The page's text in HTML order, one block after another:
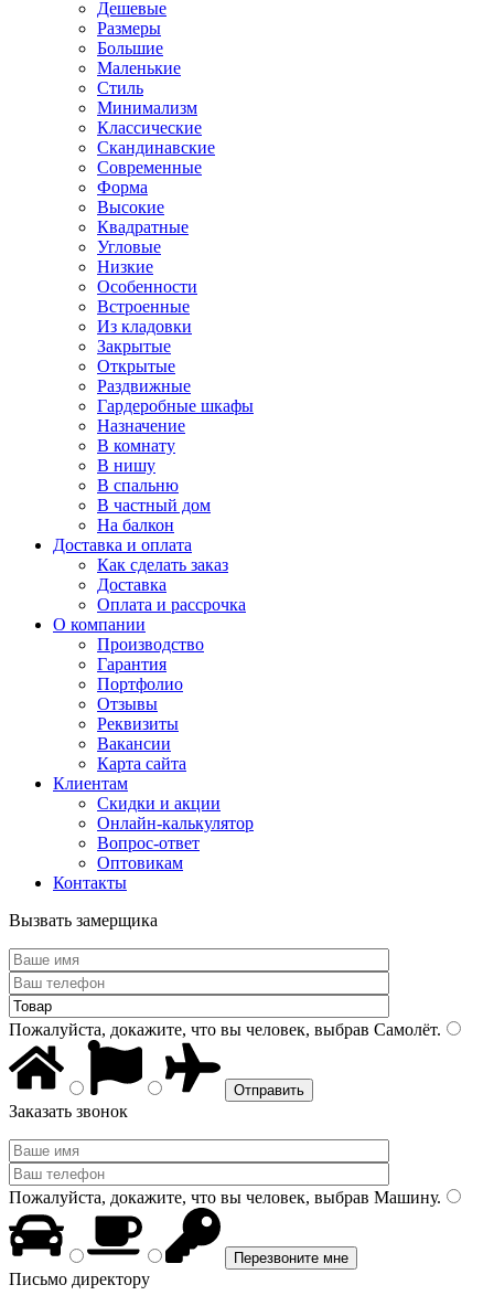
Дешевые
Размеры
Большие
Маленькие
Стиль
Минимализм
Классические
Скандинавские
Современные
Форма
Высокие
Квадратные
Угловые
Низкие
Особенности
Встроенные
Из кладовки
Закрытые
Открытые
Раздвижные
Гардеробные шкафы
Назначение
В комнату
В нишу
В спальню
В частный дом
На балкон
Доставка и оплата
Как сделать заказ
Доставка
Оплата и рассрочка
О компании
Производство
Гарантия
Портфолио
Отзывы
Реквизиты
Вакансии
Карта сайта
Клиентам
Скидки и акции
Онлайн-калькулятор
Вопрос-ответ
Оптовикам
Контакты
Вызвать замерщика
Пожалуйста, докажите, что вы человек, выбрав Самолёт.
Заказать звонок
Пожалуйста, докажите, что вы человек, выбрав Машину.
Письмо директору